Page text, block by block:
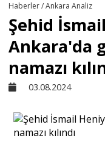
Haberler / Ankara Analiz
Şehid
Ankara'da
namazı
03.08.2024